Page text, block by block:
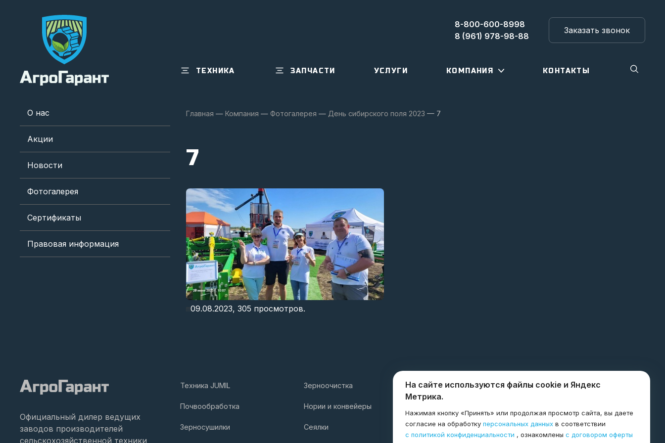
8-800-600-8998
8 (961) 978-98-88
Заказать звонок
ТЕХНИКА ЗАПЧАСТИ УСЛУГИ КОМПАНИЯ КОНТАКТЫ
О нас
Акции
Новости
Фотогалерея
Сертификаты
Правовая информация
Главная — Компания — Фотогалерея — День сибирского поля 2023 — 7
7
09.08.2023, 305 просмотров.
Официальный дилер ведущих
заводов производителей
сельскохозяйственной техники
Техника JUMIL
Почвообработка
Зерносушилки
Зерноочистка
Нории и конвейеры
Сеялки
Услуги
Компания
8-800-600-8998
agro@tkagrogarant.ru
Горно-Алтайск
На сайте используются файлы cookie и Яндекс
Метрика.
Нажимая кнопку «Принять» или продолжая просмотр сайта, вы даете
согласие на обработку персональных данных в соответствии
с политикой конфиденциальности , ознакомлены с договором оферты